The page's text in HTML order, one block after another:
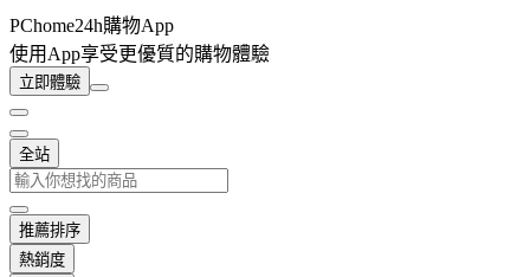
PChome24h購物App
使用App享受更優質的購物體驗
立即體驗
全站
推薦排序
熱銷度